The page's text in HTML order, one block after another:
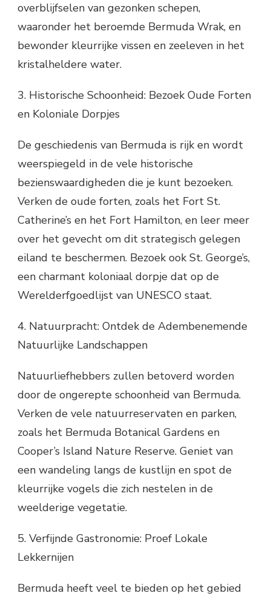
overblijfselen van gezonken schepen,
waaronder het beroemde Bermuda Wrak, en
bewonder kleurrijke vissen en zeeleven in het
kristalheldere water.
3. Historische Schoonheid: Bezoek Oude Forten
en Koloniale Dorpjes
De geschiedenis van Bermuda is rijk en wordt
weerspiegeld in de vele historische
bezienswaardigheden die je kunt bezoeken.
Verken de oude forten, zoals het Fort St.
Catherine’s en het Fort Hamilton, en leer meer
over het gevecht om dit strategisch gelegen
eiland te beschermen. Bezoek ook St. George’s,
een charmant koloniaal dorpje dat op de
Werelderfgoedlijst van UNESCO staat.
4. Natuurpracht: Ontdek de Adembenemende
Natuurlijke Landschappen
Natuurliefhebbers zullen betoverd worden
door de ongerepte schoonheid van Bermuda.
Verken de vele natuurreservaten en parken,
zoals het Bermuda Botanical Gardens en
Cooper’s Island Nature Reserve. Geniet van
een wandeling langs de kustlijn en spot de
kleurrijke vogels die zich nestelen in de
weelderige vegetatie.
5. Verfijnde Gastronomie: Proef Lokale
Lekkernijen
Bermuda heeft veel te bieden op het gebied